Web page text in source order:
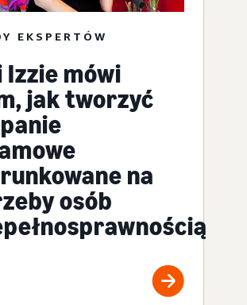
EKSPERTÓW
Izzie mówi
jak tworzyć
na
osób